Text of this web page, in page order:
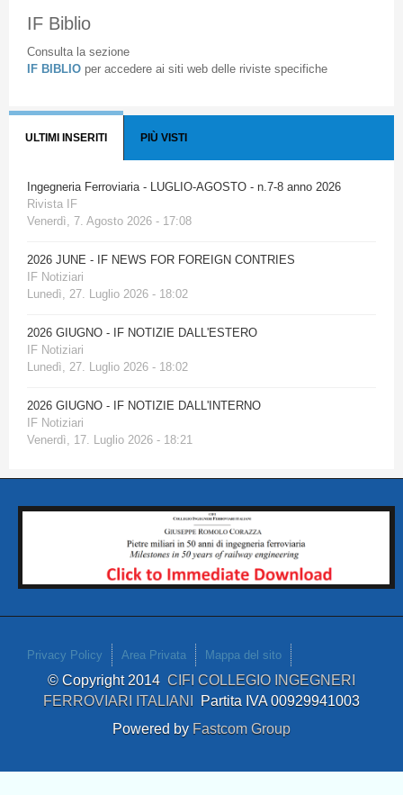
IF Biblio
Consulta la sezione
IF BIBLIO per accedere ai siti web delle riviste specifiche
ULTIMI INSERITI PIÙ VISTI
Ingegneria Ferroviaria - LUGLIO-AGOSTO - n.7-8 anno 2026
Rivista IF
Venerdì, 7. Agosto 2026 - 17:08
2026 JUNE - IF NEWS FOR FOREIGN CONTRIES
IF Notiziari
Lunedì, 27. Luglio 2026 - 18:02
2026 GIUGNO - IF NOTIZIE DALL'ESTERO
IF Notiziari
Lunedì, 27. Luglio 2026 - 18:02
2026 GIUGNO - IF NOTIZIE DALL'INTERNO
IF Notiziari
Venerdì, 17. Luglio 2026 - 18:21
Privacy Policy Area Privata Mappa del sito
© Copyright 2014 CIFI COLLEGIO INGEGNERI
FERROVIARI ITALIANI Partita IVA 00929941003
Powered by Fastcom Group